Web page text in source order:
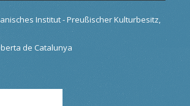
Institut - Preußischer Kulturbesitz,
de Catalunya